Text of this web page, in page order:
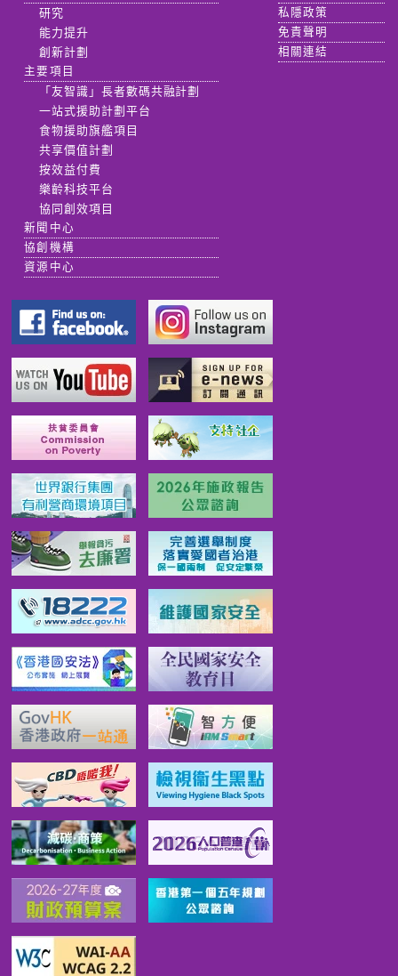
研究
能力提升
創新計劃
主要項目
「友智識」長者數碼共融計劃
一站式援助計劃平台
食物援助旗艦項目
共享價值計劃
按效益付費
樂齡科技平台
協同創效項目
新聞中心
協創機構
資源中心
私隱政策
免責聲明
相關連結